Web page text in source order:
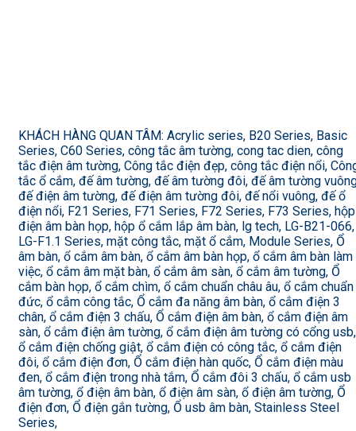
KHÁCH HÀNG QUAN TÂM: Acrylic series, B20 Series, Basic
Series, C60 Series, công tắc âm tường, cong tac dien, công
tắc điện âm tường, Công tắc điện đẹp, công tắc điện nổi,
tắc ổ cắm, đế âm tường, đế âm tường đôi, đế âm tường
đế điện âm tường, đế điện âm tường đôi, đế nổi vuông, đế ổ
điện nổi, F21 Series, F71 Series, F72 Series, F73 Series, hộp
điện âm bàn họp, hộp ổ cắm lắp âm bàn, lg tech, LG-B21-066,
LG-F1.1 Series, mặt công tắc, mặt ổ cắm, Module Series, Ổ
âm bàn, ổ cắm âm bàn, ổ cắm âm bàn họp, ổ cắm âm bàn làm
việc, ổ cắm âm mặt bàn, ổ cắm âm sàn, ổ cắm âm tường, Ổ
cắm bàn họp, ổ cắm chìm, ổ cắm chuẩn châu âu, ổ cắm chuẩn
đức, ổ cắm công tắc, Ổ cắm đa năng âm bàn, ổ cắm điện 3
chân, ổ cắm điện 3 chấu, Ổ cắm điện âm bàn, ổ cắm điện âm
sàn, ổ cắm điện âm tường, ổ cắm điện âm tường có cổng usb,
ổ cắm điện chống giật, ổ cắm điện có công tắc, ổ cắm điện
đôi, ổ cắm điện đơn, Ổ cắm điện hàn quốc, Ổ cắm điện màu
đen, ổ cắm điện trong nhà tắm, Ổ cắm đôi 3 chấu, ổ cắm usb
âm tường, ổ điện âm bàn, ổ điện âm sàn, ổ điện âm tường, Ổ
điện đơn, Ổ điện gắn tường, Ổ usb âm bàn, Stainless Steel
Series,